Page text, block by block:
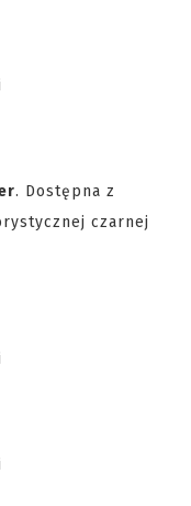
. Dostępna z
czarnej